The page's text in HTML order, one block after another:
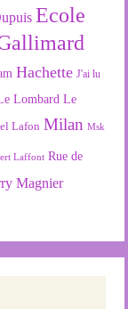
Ecole
Hachette J'ai lu
Lombard Le
Lafon Milan Msk
Laffont Rue de
Magnier